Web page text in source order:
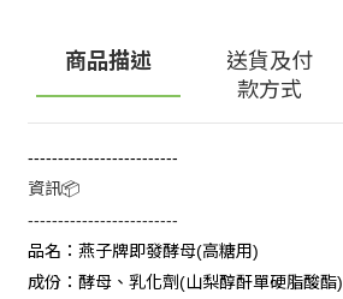
商品描述
送貨及付
款方式
-------------------------
資訊📦
-------------------------
品名：燕子牌即發酵母(高糖用)
成份：酵母、乳化劑(山梨醇酐單硬脂酸酯)